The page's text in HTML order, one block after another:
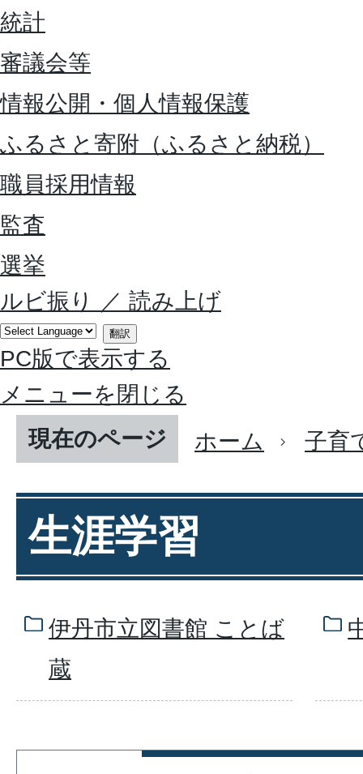
統計
審議会等
情報公開・個人情報保護
ふるさと寄附（ふるさと納税）
職員採用情報
監査
選挙
ルビ振り
／ 読み上げ
翻訳
PC版で表示する
メニューを閉じる
現在のページ
ホーム 子育
生涯学習
伊丹市立図書館 ことば
蔵